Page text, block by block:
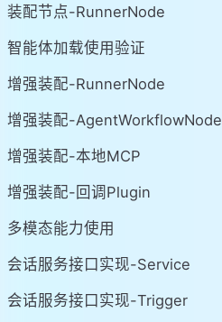
装配节点-RunnerNode
智能体加载使用验证
增强装配-RunnerNode
增强装配-AgentWorkflowNode
增强装配-本地MCP
增强装配-回调Plugin
多模态能力使用
会话服务接口实现-Service
会话服务接口实现-Trigger